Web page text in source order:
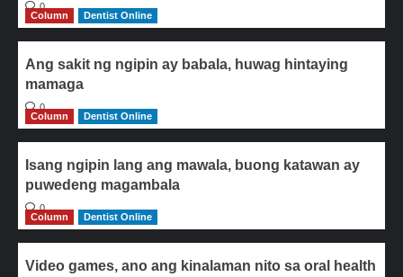
0
Column
Dentist Online
Ang sakit ng ngipin ay babala, huwag hintaying
mamaga
0
Column
Dentist Online
Isang ngipin lang ang mawala, buong katawan ay
puwedeng magambala
0
Column
Dentist Online
Video games, ano ang kinalaman nito sa oral health